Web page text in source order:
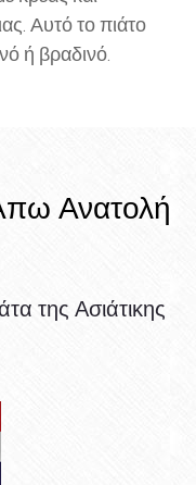
Αυτό το πιάτο
ή βραδινό.
Ανατολή
της Ασιάτικης